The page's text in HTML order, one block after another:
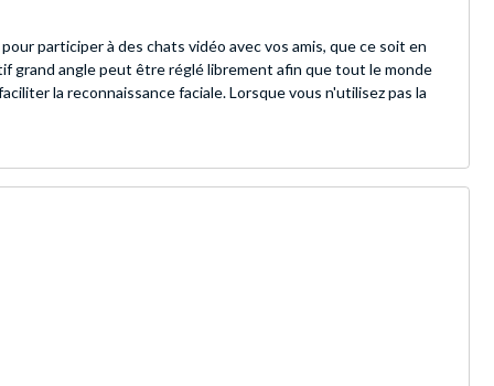
participer à des chats vidéo avec vos amis, que ce soit en
grand angle peut être réglé librement afin que tout le monde
la reconnaissance faciale. Lorsque vous n'utilisez pas la